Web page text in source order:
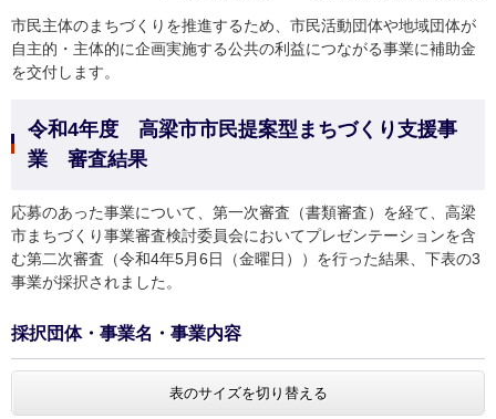
市民主体のまちづくりを推進するため、市民活動団体や地域団体が
自主的・主体的に企画実施する公共の利益につながる事業に補助金
を交付します。
令和4年度 高梁市市民提案型まちづくり支援事
業 審査結果
応募のあった事業について、第一次審査（書類審査）を経て、高梁
市まちづくり事業審査検討委員会においてプレゼンテーションを含
む第二次審査（令和4年5月6日（金曜日））を行った結果、下表の3
事業が採択されました。
採択団体・事業名・事業内容
表のサイズを切り替える